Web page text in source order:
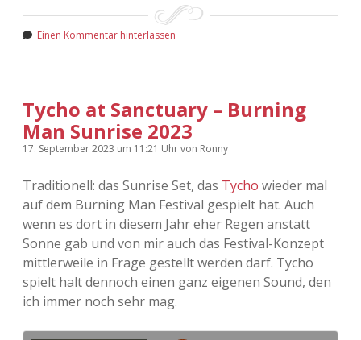
Einen Kommentar hinterlassen
Tycho at Sanctuary – Burning
Man Sunrise 2023
17. September 2023 um 11:21 Uhrvon Ronny
Traditionell: das Sunrise Set, das Tycho wieder mal
auf dem Burning Man Festival gespielt hat. Auch
wenn es dort in diesem Jahr eher Regen anstatt
Sonne gab und von mir auch das Festival-Konzept
mittlerweile in Frage gestellt werden darf. Tycho
spielt halt dennoch einen ganz eigenen Sound, den
ich immer noch sehr mag.